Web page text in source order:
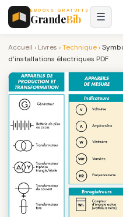
EBOOKS GRATUITS
GrandeBib ☰
Accueil › Livres ›Technique ›
d’installations électriques PDF